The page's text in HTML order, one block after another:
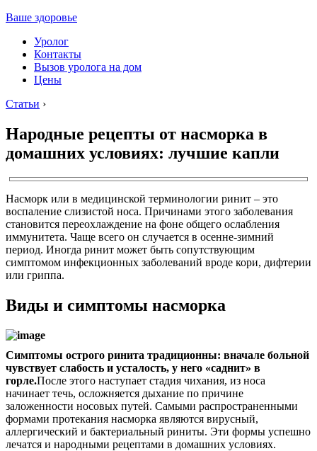
Ваше здоровье
Уролог
Контакты
Вызов уролога на дом
Цены
Статьи ›
Народные рецепты от насморка в
домашних условиях: лучшие капли
Насморк или в медицинской терминологии ринит – это
воспаление слизистой носа. Причинами этого заболевания
становится переохлаждение на фоне общего ослабления
иммунитета. Чаще всего он случается в осенне-зимний
период. Иногда ринит может быть сопутствующим
симптомом инфекционных заболеваний вроде кори, дифтерии
или гриппа.
Виды и симптомы насморка
Симптомы острого ринита традиционны: вначале больной
чувствует слабость и усталость, у него «саднит» в
горле.После этого наступает стадия чихания, из носа
начинает течь, осложняется дыхание по причине
заложенности носовых путей. Самыми распространенными
формами протекания насморка являются вирусный,
аллергический и бактериальный риниты. Эти формы успешно
лечатся и народными рецептами в домашних условиях.